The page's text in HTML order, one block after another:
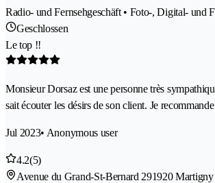
Radio- und Fernsehgeschäft • Foto-, Digital- und
Geschlossen
Le top !!
Monsieur Dorsaz est une personne très
sait écouter les désirs de son client. Je
Jul 2023• Anonymous user
4.2(5)
Avenue du Grand-St-Bernard 291920 Martigny